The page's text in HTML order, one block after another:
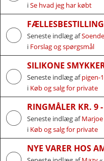
iSe hvad jeg har købt
Seneste indlæg af
i Forslag og spørgsmål
SILIKONE
Seneste indlæg afpigen-
i Køb og salg for private
RINGMÅLER KR. 9
Seneste indlæg afMarjoe
i Køb og salg for private
NYE VARER HOS